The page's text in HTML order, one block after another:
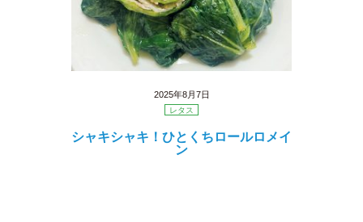
2025年8月7日
レタス
シャキシャキ！ひとくちロールロメイ
ン